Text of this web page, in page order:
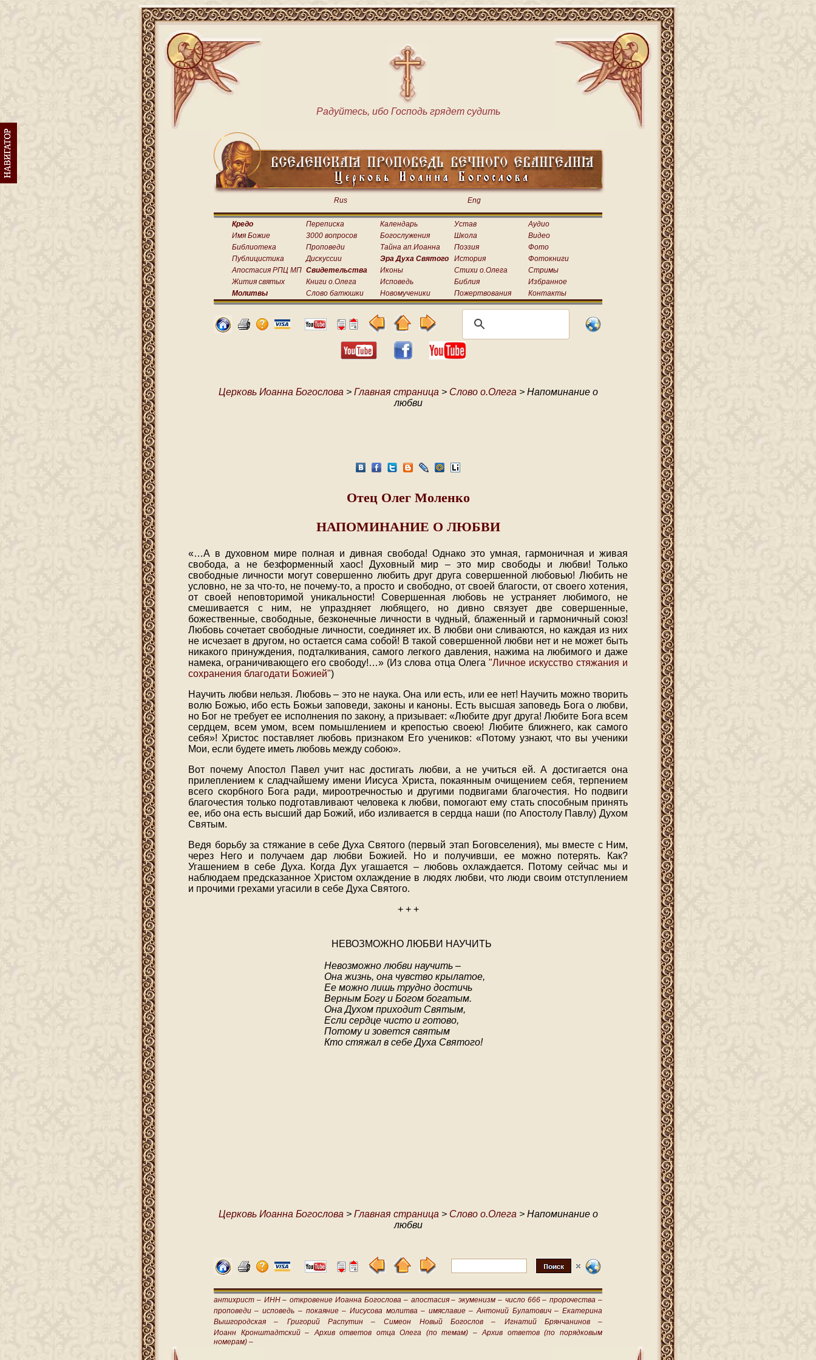
Радуйтесь, ибо Господь грядет судить
Rus Eng
Кредо Переписка Календарь Устав
Аудио
Имя Божие
3000 вопросов Богослужения Школа
Видео
Библиотека
Проповеди Тайна ап.Иоанна Поэзия
Фото
Публицистика
Дискуссии Эра Духа Святого История
Фотокниги
Апостасия РПЦ МП Свидетельства Иконы Стихи о.Олега
Стримы
Жития святых
Книги о.Олега Исповедь Библия
Избранное
Молитвы
Слово батюшки Новомученики Пожертвования Контакты
Церковь Иоанна Богослова > Главная страница > Слово о.Олега > Напоминание о
любви
Отец Олег Моленко
НАПОМИНАНИЕ О ЛЮБВИ
«…А в духовном мире полная и дивная свобода! Однако это умная, гармоничная и живая
свобода, а не безформенный хаос! Духовный мир – это мир свободы и любви! Только
свободные личности могут совершенно любить друг друга совершенной любовью! Любить не
условно, не за что-то, не почему-то, а просто и свободно, от своей благости, от своего хотения,
от своей неповторимой уникальности! Совершенная любовь не устраняет любимого, не
смешивается с ним, не упраздняет любящего, но дивно связует две совершенные,
божественные, свободные, безконечные личности в чудный, блаженный и гармоничный союз!
Любовь сочетает свободные личности, соединяет их. В любви они сливаются, но каждая из них
не исчезает в другом, но остается сама собой! В такой совершенной любви нет и не может быть
никакого принуждения, подталкивания, самого легкого давления, нажима на любимого и даже
намека, ограничивающего его свободу!…» (Из слова отца Олега "Личное искусство стяжания и
сохранения благодати Божией")
Научить любви нельзя. Любовь – это не наука. Она или есть, или ее нет! Научить можно творить
волю Божью, ибо есть Божьи заповеди, законы и каноны. Есть высшая заповедь Бога о любви,
но Бог не требует ее исполнения по закону, а призывает: «Любите друг друга! Любите Бога всем
сердцем, всем умом, всем помышлением и крепостью своею! Любите ближнего, как самого
себя»! Христос поставляет любовь признаком Его учеников: «Потому узнают, что вы ученики
Мои, если будете иметь любовь между собою».
Вот почему Апостол Павел учит нас достигать любви, а не учиться ей. А достигается она
прилеплением к сладчайшему имени Иисуса Христа, покаянным очищением себя, терпением
всего скорбного Бога ради, мироотречностью и другими подвигами благочестия. Но подвиги
благочестия только подготавливают человека к любви, помогают ему стать способным принять
ее, ибо она есть высший дар Божий, ибо изливается в сердца наши (по Апостолу Павлу) Духом
Святым.
Ведя борьбу за стяжание в себе Духа Святого (первый этап Боговселения), мы вместе с Ним,
через Него и получаем дар любви Божией. Но и получивши, ее можно потерять. Как?
Угашением в себе Духа. Когда Дух угашается – любовь охлаждается. Потому сейчас мы и
наблюдаем предсказанное Христом охлаждение в людях любви, что люди своим отступлением
и прочими грехами угасили в себе Духа Святого.
+ + +
НЕВОЗМОЖНО ЛЮБВИ НАУЧИТЬ
Невозможно любви научить –
Она жизнь, она чувство крылатое,
Ее можно лишь трудно достичь
Верным Богу и Богом богатым.
Она Духом приходит Святым,
Если сердце чисто и готово,
Потому и зовется святым
Кто стяжал в себе Духа Святого!
Церковь Иоанна Богослова > Главная страница > Слово о.Олега > Напоминание о
любви
антихрист – ИНН – откровение Иоанна Богослова – апостасия – экуменизм – число 666 – пророчества –
проповеди – исповедь – покаяние – Иисусова молитва – имяславие – Антоний Булатович – Екатерина
Вышгородская –
Григорий Распутин – Симеон Новый Богослов –
Игнатий Брянчанинов –
Иоанн Кронштадтский –
Архив ответов отца Олега (по темам) –
Архив ответов (по порядковым
номерам) –